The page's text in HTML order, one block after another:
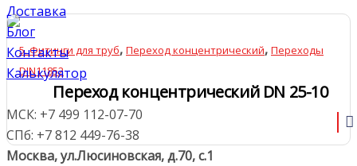
Доставка
Блог
Контакты
Калькулятор
МСК: +7 499 112-07-70
СПб: +7 812 449-76-38
Москва, ул.Люсиновская, д.70, с.1
5. Фитинги для труб, Переход концентрический, Переходы
DIN11852
Переход концентрический DN 25-10